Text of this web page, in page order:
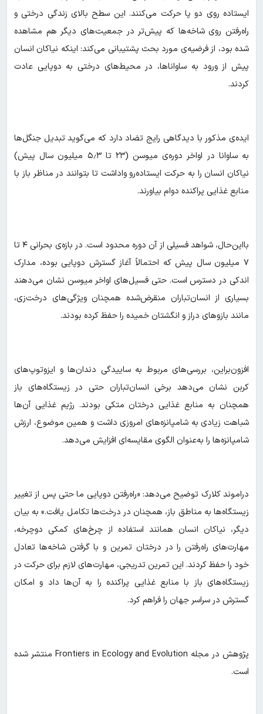
ایستاده روی دو پا حرکت می‌کنند. این سطح بالای زندگی درختی و
راه‌رفتن روی شاخه‌ها که پیش‌تر در جمعیت‌های دیگر هم مشاهده
شده بود، از فرضیه‌ی مورد بحث پشتیبانی می‌کند: اینکه نیاکان انسان
پیش از ورود به ساواناها، در محیط‌های درختی به دوپایی عادت
کردند.
ایده‌ی مذکور با دیدگاهی رایج تضاد دارد که می‌گوید تبدیل جنگل‌ها
به ساوانا در اواخر دوره‌ی میوسن (۲۳ تا ۵٫۳ میلیون سال پیش)
نیاکان انسان را به حرکت ایستاده‌رو واداشت تا بتوانند در مناظر باز با
منابع غذایی پراکنده دوام بیاورند.
بااین‌حال، شواهد فسیلی از آن دوره محدود است. در بازه‌ی بحرانی ۴ تا
۷ میلیون سال پیش که احتمالاً آغاز گسترش دوپایی بوده، مدارک
اندکی در دسترس است. حتی فسیل‌های اواخر میوسن نشان می‌دهند
بسیاری از انسان‌تباران منقرض‌شده همچنان ویژگی‌های درخت‌زی،
مانند بازوهای دراز و انگشتان خمیده را حفظ کرده بودند.
افزون‌بر‌این، بررسی‌های مربوط به ساییدگی دندان‌ها و ایزوتوپ‌های
کربن نشان می‌دهد برخی انسان‌تباران حتی در زیستگاه‌های باز
همچنان به منابع غذایی درختان متکی بودند. رژیم غذایی آن‌ها
شباهت زیادی به شامپانزه‌های امروزی داشت و همین موضوع، ارزش
شامپانزه‌ها را به‌عنوان الگوی مقایسه‌ای افزایش می‌دهد.
دراموند کلارک توضیح می‌دهد: «راه‌رفتن دوپایی ما حتی پس از تغییر
زیستگاه‌ها به مناطق باز، همچنان در درخت‌ها تکامل یافت.» به بیان
دیگر، نیاکان انسان همانند استفاده از چرخ‌های کمکی دوچرخه،
مهارت‌های راه‌رفتن را در درختان تمرین و با گرفتن شاخه‌ها تعادل
خود را حفظ کردند. این تمرین تدریجی، مهارت‌های لازم برای حرکت در
زیستگاه‌های باز با منابع غذایی پراکنده را به آن‌ها داد و امکان
گسترش در سراسر جهان را فراهم کرد.
پژوهش در مجله Frontiers in Ecology and Evolution منتشر شده
است.